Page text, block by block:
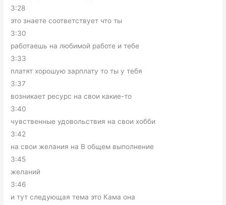
3:28
это знаете соответствует что ты
3:30
работаешь на любимой работе и тебе
3:33
платят хорошую зарплату то ты у тебя
3:37
возникает ресурс на свои какие-то
3:40
чувственные удовольствия на свои хобби
3:42
на свои желания на В общем выполнение
3:45
желаний
3:46
и тут следующая тема это Кама она